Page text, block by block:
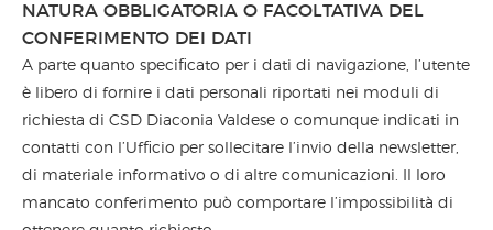
NATURA OBBLIGATORIA O FACOLTATIVA DEL
CONFERIMENTO DEI DATI
A parte quanto specificato per i dati di navigazione, l’utente
è libero di fornire i dati personali riportati nei moduli di
richiesta di CSD Diaconia Valdese o comunque indicati in
contatti con l’Ufficio per sollecitare l’invio della newsletter,
di materiale informativo o di altre comunicazioni. Il loro
mancato conferimento può comportare l’impossibilità di